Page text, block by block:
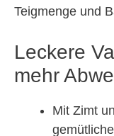
Teigmenge und
Leckere
mehr
Mit Zimt